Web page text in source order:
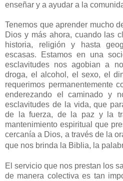
enseñar y a ayudar a la
Tenemos que aprender mucho
Dios y más ahora, cuando las
historia, religión y hasta
escasas. Estamos en una
esclavitudes nos agobian a
droga, el alcohol, el sexo, el
requerimos permanentemente
enderezando el caminado y
esclavitudes de la vida, que
de la fuerza, de la paz y la
mantenimiento espiritual que
cercanía a Dios, a través de la
que nos brinda la Biblia, la
El servicio que nos prestan los
de manera colectiva es tan